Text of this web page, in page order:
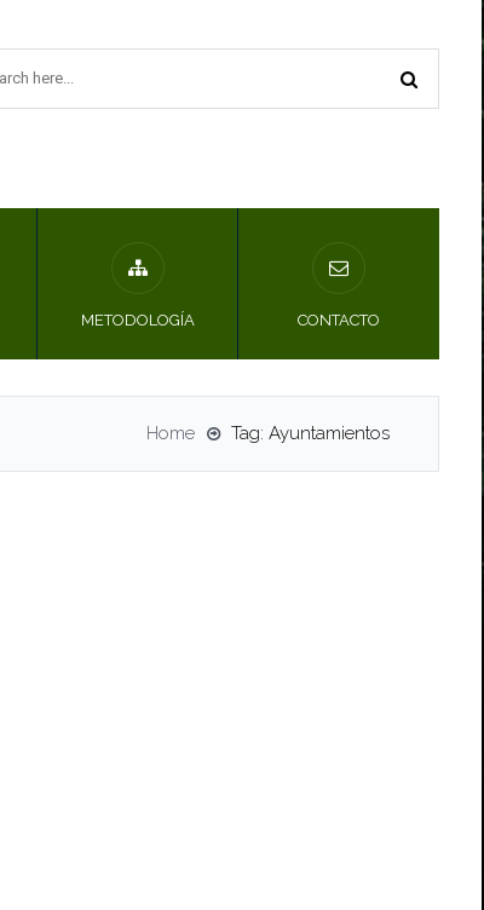
METODOLOGÍA CONTACTO
Home Tag: Ayuntamientos